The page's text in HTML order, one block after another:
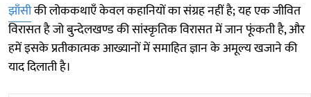
झाँसीकी लोककथाएँ केवल कहानियों का संग्रह नहीं है; यह एक जीवित
विरासत है जो बुन्देलखण्ड की सांस्कृतिक विरासत में जान फूंकती है, और
हमें इसके प्रतीकात्मक आख्यानों में समाहित ज्ञान के अमूल्य खजाने की
याद दिलाती है।